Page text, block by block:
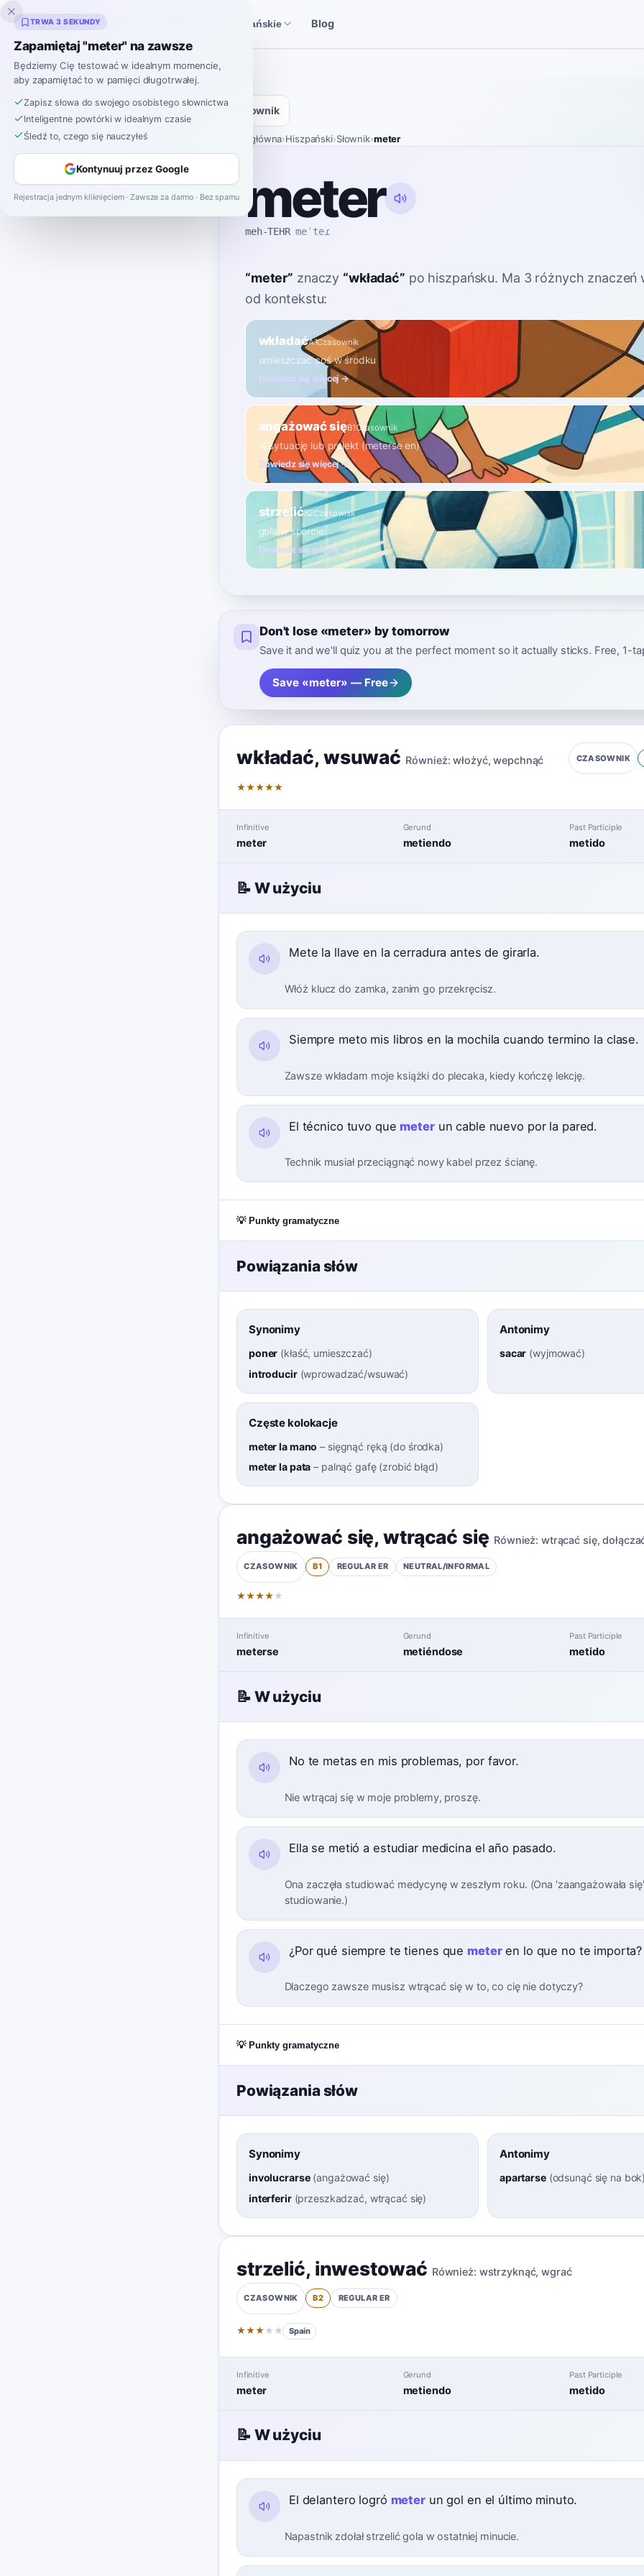
Inklingo Narzędzia hiszpańskie Blog
Słownik
Strona główna›Hiszpański›Słownik›meter
meter
meh-TEHR meˈteɾ
“meter” znaczy “wkładać” po hiszpańsku. Ma 3 różnych znaczeń
od kontekstu:
wkładaćA1Czasownik
umieszczać coś w środku
Dowiedz się więcej →
angażować sięB1Czasownik
w sytuację lub projekt (meterse en)
Dowiedz się więcej →
strzelićB2Czasownik
gola w sporcie
Dowiedz się więcej →
Don't lose «meter» by tomorrow
Save it and we'll quiz you at the perfect moment so it actually sticks. Free, 1-
Save «meter» — Free
wkładać, wsuwać Również: włożyć,wepchnąć CZASOWNIK
★★★★★
Infinitive
meter
Gerund
metiendo
Past Participle
metido
📝 W użyciu
Mete la llave en la cerradura antes de girarla.
Włóż klucz do zamka, zanim go przekręcisz.
Siempre meto mis libros en la mochila cuando termino la clase.
Zawsze wkładam moje książki do plecaka, kiedy kończę lekcję.
El técnico tuvo que meterun cable nuevo por la pared.
Technik musiał przeciągnąć nowy kabel przez ścianę.
💡 Punkty gramatyczne
Powiązania słów
Synonimy
poner (kłaść, umieszczać)
introducir(wprowadzać/wsuwać)
Antonimy
sacar (wyjmować)
Częste kolokacje
meter la mano – sięgnąć ręką (do środka)
meter la pata – palnąć gafę (zrobić błąd)
angażować się,wtrącać się Również: wtrącać się,
CZASOWNIK B1 REGULAR ER NEUTRAL/INFORMAL
★★★★ ★
Infinitive
meterse
Gerund
metiéndose
Past Participle
metido
📝 W użyciu
No te metas en mis problemas, por favor.
Nie wtrącaj się w moje problemy, proszę.
Ella se metió a estudiar medicina el año pasado.
Ona zaczęła studiować medycynę w zeszłym roku. (Ona 'zaangażowała
studiowanie.)
¿Por qué siempre te tienes que meteren lo que no te importa?
Dlaczego zawsze musisz wtrącać się w to, co cię nie dotyczy?
💡 Punkty gramatyczne
Powiązania słów
Synonimy
involucrarse(angażować się)
interferir(przeszkadzać, wtrącać się)
Antonimy
apartarse(odsunąć się na bok
strzelić, inwestować Również: wstrzyknąć,wgrać
CZASOWNIK B2 REGULAR ER
★★★ ★ ★ Spain
Infinitive
meter
Gerund
metiendo
Past Participle
metido
📝 W użyciu
El delantero logró meterun gol en el último minuto.
Napastnik zdołał strzelić gola w ostatniej minucie.
TRWA 3 SEKUNDY
Zapamiętaj "meter" na zawsze
Będziemy Cię testować w idealnym momencie,
aby zapamiętać to w pamięci długotrwałej.
Zapisz słowa do swojego osobistego słownictwa
Inteligentne powtórki w idealnym czasie
Śledź to, czego się nauczyłeś
Kontynuuj przez Google
Rejestracja jednym kliknięciem · Zawsze za darmo · Bez spamu